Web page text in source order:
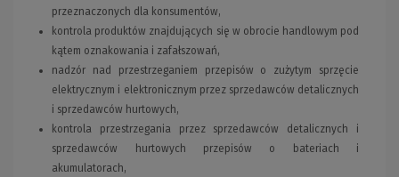
przeznaczonych dla konsumentów,
kontrola produktów znajdujących się w obrocie handlowym pod
kątem oznakowania i zafałszowań,
nadzór nad przestrzeganiem przepisów o zużytym sprzęcie
elektrycznym i elektronicznym przez sprzedawców detalicznych
i sprzedawców hurtowych,
kontrola przestrzegania przez sprzedawców detalicznych i
sprzedawców hurtowych przepisów o bateriach i
akumulatorach,